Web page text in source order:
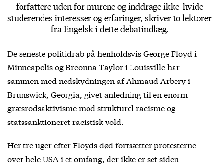
forfattere uden for murene og inddrage ikke-hvide
studerendes interesser og erfaringer, skriver to lektorer
fra Engelsk i dette debatindlæg.
De seneste politidrab på henholdsvis George Floyd i
Minneapolis og Breonna Taylor i Louisville har
sammen med nedskydningen af Ahmaud Arbery i
Brunswick, Georgia, givet anledning til en enorm
græsrodsaktivisme mod strukturel racisme og
statssanktioneret racistisk vold.
Her tre uger efter Floyds død fortsætter protesterne
over hele USA i et omfang, der ikke er set siden